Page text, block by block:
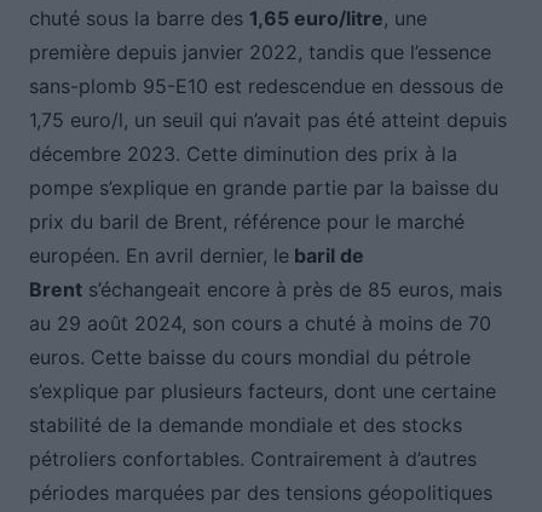
chuté sous la barre des 1,65 euro/litre, une
première depuis janvier 2022, tandis que l’essence
sans-plomb 95-E10 est redescendue en dessous de
1,75 euro/l, un seuil qui n’avait pas été atteint depuis
décembre 2023. Cette diminution des prix à la
pompe s’explique en grande partie par la baisse du
prix du baril de Brent, référence pour le marché
européen. En avril dernier, lebaril de
Brents’échangeait encore à près de 85 euros, mais
au 29 août 2024, son cours a chuté à moins de 70
euros. Cette baisse du cours mondial du pétrole
s’explique par plusieurs facteurs, dont une certaine
stabilité de la demande mondiale et des stocks
pétroliers confortables. Contrairement à d’autres
périodes marquées par des tensions géopolitiques